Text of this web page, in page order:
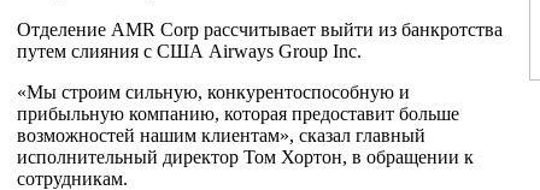
Отделение AMR Corp рассчитывает выйти из банкротства
путем слияния с США Airways Group Inc.
«Мы строим сильную, конкурентоспособную и
прибыльную компанию, которая предоставит больше
возможностей нашим клиентам», сказал главный
исполнительный директор Том Хортон, в обращении к
сотрудникам.